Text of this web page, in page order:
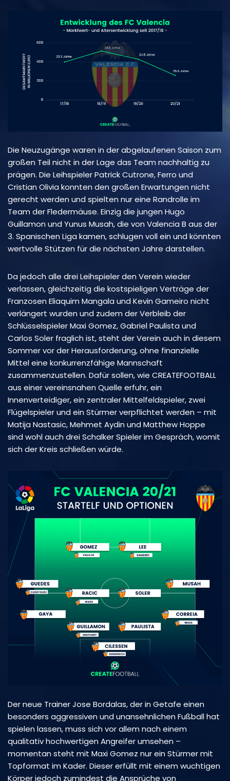
Die Neuzugänge waren in der abgelaufenen Saison zum
großen Teil nicht in der Lage das Team nachhaltig zu
prägen. Die Leihspieler Patrick Cutrone, Ferro und
Cristian Olivia konnten den großen Erwartungen nicht
gerecht werden und spielten nur eine Randrolle im
Team der Fledermäuse. Einzig die jungen Hugo
Guillamon und Yunus Musah, die von Valencia B aus der
3. Spanischen Liga kamen, schlugen voll ein und könnten
wertvolle Stützen für die nächsten Jahre darstellen.
Da jedoch alle drei Leihspieler den Verein wieder
verlassen, gleichzeitig die kostspieligen Verträge der
Franzosen Eliaquim Mangala und Kevin Gameiro nicht
verlängert wurden und zudem der Verbleib der
Schlüsselspieler Maxi Gomez, Gabriel Paulista und
Carlos Soler fraglich ist, steht der Verein auch in diesem
Sommer vor der Herausforderung, ohne finanzielle
Mittel eine konkurrenzfähige Mannschaft
zusammenzustellen. Dafür sollen, wie CREATEFOOTBALL
aus einer vereinsnahen Quelle erfuhr, ein
Innenverteidiger, ein zentraler Mittelfeldspieler, zwei
Flügelspieler und ein Stürmer verpflichtet werden – mit
Matija Nastasic, Mehmet Aydin und Matthew Hoppe
sind wohl auch drei Schalker Spieler im Gespräch, womit
sich der Kreis schließen würde.
Der neue Trainer Jose Bordalas, der in Getafe einen
besonders aggressiven und unansehnlichen Fußball hat
spielen lassen, muss sich vor allem nach einem
qualitativ hochwertigen Angreifer umsehen –
momentan steht mit Maxi Gomez nur ein Stürmer mit
Topformat im Kader. Dieser erfüllt mit einem wuchtigen
Körper jedoch zumindest die Ansprüche von